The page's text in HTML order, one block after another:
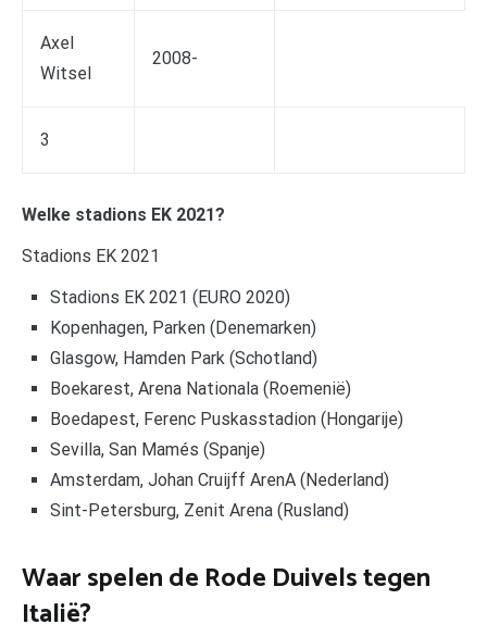
Axel
Witsel
2008-
3
Welke stadions EK 2021?
Stadions EK 2021
Stadions EK 2021 (EURO 2020)
Kopenhagen, Parken (Denemarken)
Glasgow, Hamden Park (Schotland)
Boekarest, Arena Nationala (Roemenië)
Boedapest, Ferenc Puskasstadion (Hongarije)
Sevilla, San Mamés (Spanje)
Amsterdam, Johan Cruijff ArenA (Nederland)
Sint-Petersburg, Zenit Arena (Rusland)
Waar spelen de Rode Duivels tegen
Italië?